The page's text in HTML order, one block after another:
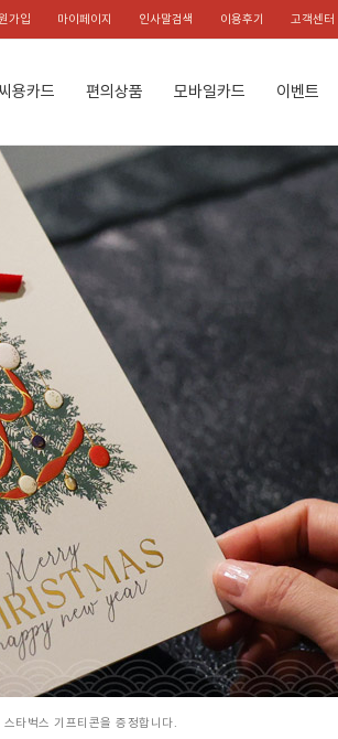
가입 마이페이지 인사말검색 이용후기 고객센터
용카드 편의상품 모바일카드 이벤트
스타벅스 기프티콘을 증정합니다.